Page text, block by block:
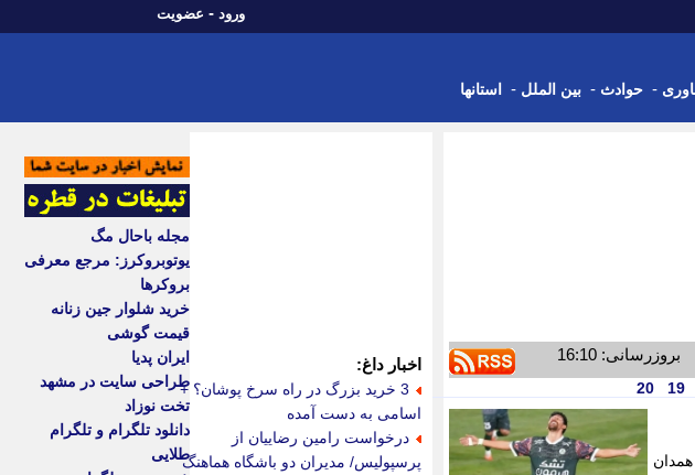
ورود - عضویت
- حوادث - بین الملل - استانها
بروزرسانی: 16:10
19
20
اخبار داغ:
3 خرید بزرگ در راه سرخ پوشان؟ +
اسامی به دست آمده
درخواست رامین رضاییان از
پرسپولیس/ مدیران دو باشگاه هماهنگ
مجله باحال مگ
یوتوبروکرز: مرجع معرفی
بروکرها
خرید شلوار جین زنانه
قیمت گوشی
ایران پدیا
طراحی سایت در مشهد
تخت نوزاد
دانلود تلگرام و تلگرام
طلایی